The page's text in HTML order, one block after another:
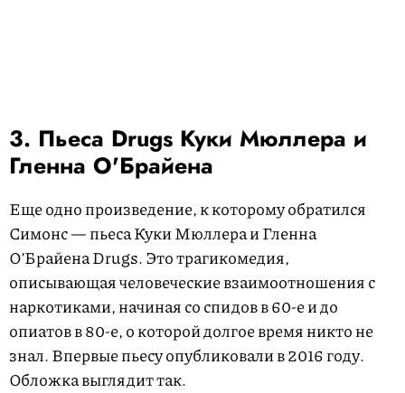
3. Пьеса Drugs Куки Мюллера и
Гленна О'Брайена
Еще одно произведение, к которому обратился
Симонс — пьеса Куки Мюллера и Гленна
О’Брайена Drugs. Это трагикомедия,
описывающая человеческие взаимоотношения с
наркотиками, начиная со спидов в 60-е и до
опиатов в 80-е, о которой долгое время никто не
знал. Впервые пьесу опубликовали в 2016 году.
Обложка выглядит так.